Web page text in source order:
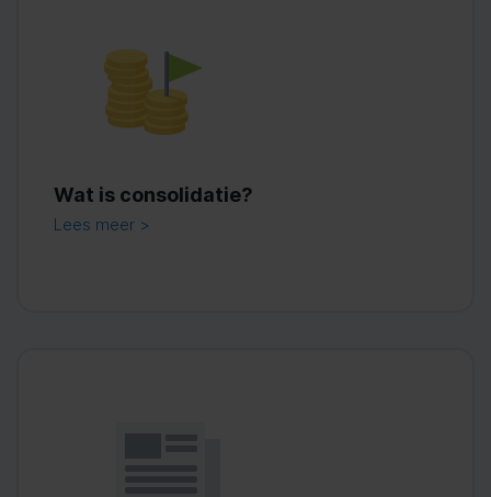
Wat is consolidatie?
Lees meer >